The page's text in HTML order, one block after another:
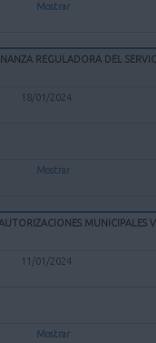
Mostrar
REGULADORA DEL
18/01/2024
Mostrar
MUNICIPALES
11/01/2024
Mostrar